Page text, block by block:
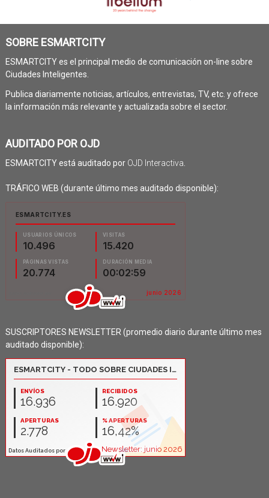
SOBRE ESMARTCITY
ESMARTCITY es el principal medio de comunicación on-line sobre
Ciudades Inteligentes.
Publica diariamente noticias, artículos, entrevistas, TV, etc. y ofrece
la información más relevante y actualizada sobre el sector.
AUDITADO POR OJD
ESMARTCITY está auditado por OJD Interactiva
TRÁFICO WEB (durante último mes auditado disponible):
SUSCRIPTORES NEWSLETTER (promedio diario durante último mes
auditado disponible):